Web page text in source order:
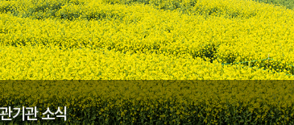
기관 소식